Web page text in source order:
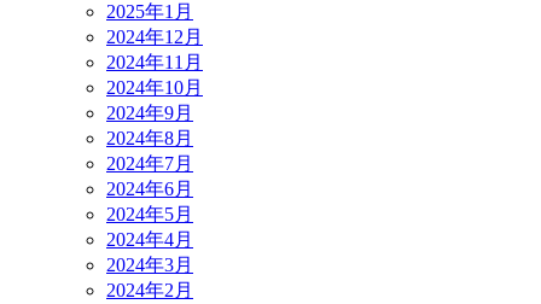
2025年1月
2024年12月
2024年11月
2024年10月
2024年9月
2024年8月
2024年7月
2024年6月
2024年5月
2024年4月
2024年3月
2024年2月